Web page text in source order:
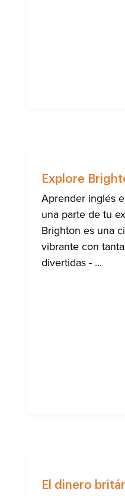
Explore
Aprender inglés
una parte de tu
Brighton es una
vibrante con
divertidas - ...
El dinero